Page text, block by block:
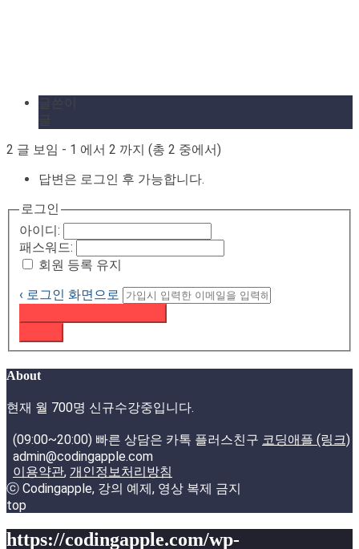
2 글 보임 - 1 에서 2 까지 (총 2 중에서)
답변은 로그인 후 가능합니다.
로그인
아이디:
패스워드:
회원 등록 유지
‹ 로그인 화면으로
About
현재 월 700명 신규수강중입니다.
(09:00~20:00) 빠른 상담은 카톡 플러스친구 코딩애플 (링크)
admin@codingapple.com
이용약관, 개인정보처리방침
ⓒ Codingapple, 강의 예제, 영상 복제 금지
top
https://codingapple.com/wp-